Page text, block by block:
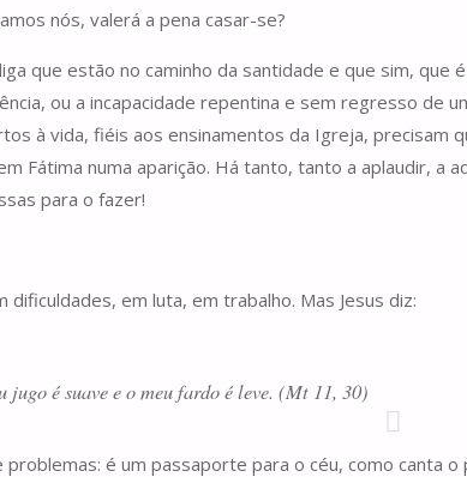
nós, valerá a pena casar-se?
que estão no caminho da santidade e que sim, que
ou a incapacidade repentina e sem regresso de
à vida, fiéis aos ensinamentos da Igreja, precisam
Fátima numa aparição. Há tanto, tanto a aplaudir, a
para o fazer!
em luta, em trabalho. Mas Jesus diz:
jugo é suave e o meu fardo é leve. (Mt 11, 30)
é um passaporte para o céu, como canta o